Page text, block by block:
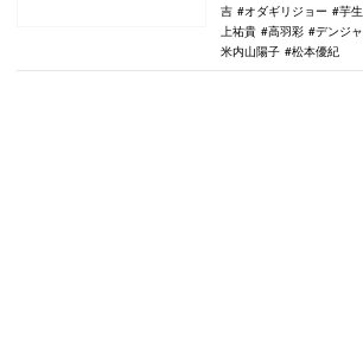
吉
オダギリジョー 芋
上祐貴
高羽彩 デンジ
米内山陽子
松本優紀